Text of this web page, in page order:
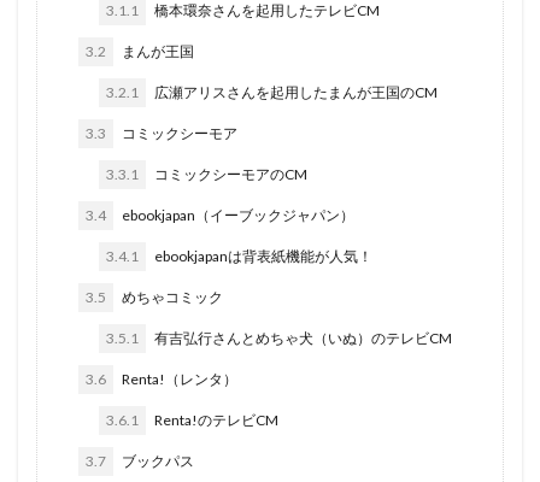
3.1.1 橋本環奈さんを起用したテレビCM
3.2 まんが王国
3.2.1 広瀬アリスさんを起用したまんが王国のCM
3.3 コミックシーモア
3.3.1 コミックシーモアのCM
3.4 ebookjapan（イーブックジャパン）
3.4.1 ebookjapanは背表紙機能が人気！
3.5 めちゃコミック
3.5.1 有吉弘行さんとめちゃ犬（いぬ）のテレビCM
3.6 Renta!（レンタ）
3.6.1 Renta!のテレビCM
3.7 ブックパス